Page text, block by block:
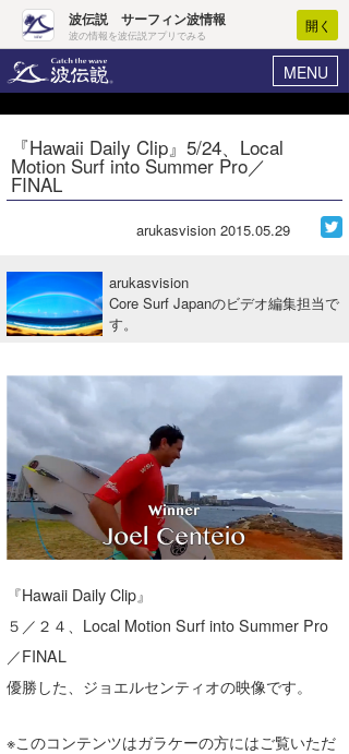
波伝説 サーフィン波情報
波の情報を波伝説アプリでみる
開く
MENU
ヘルプ マイホーム
ログイン
WAVE HUNTER波予想ツール
気象情報
ニュース
サーフィンエリアガイド
会員メニュー
今月のプレゼント
『Hawaii Daily Clip』5/24、Local
Motion Surf into Summer Pro／
FINAL
arukasvision 2015.05.29
arukasvision
Core Surf Japanのビデオ編集担当で
す。
『Hawaii Daily Clip』
５／２４、Local Motion Surf into Summer Pro
／FINAL
優勝した、ジョエルセンティオの映像です。
※このコンテンツはガラケーの方にはご覧いただ
Core Surf Japan
コンテスト
ファッション/グッズ
アート＆エンタメ
コラム
トラベル
ショップ情報
ショップ情報
湘南
千葉北
伊豆
千葉南
大阪
ウラナミ
お知らせ
その他
ルール＆How to
VOTE!